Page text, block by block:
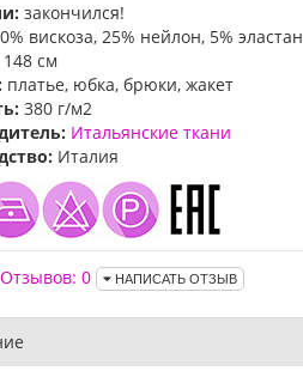
закончился!
вискоза, 25% нейлон, 5% эластан
148 см
платье, юбка, брюки, жакет
380 г/м2
Итальянские ткани
Италия
Отзывов: 0 НАПИСАТЬ ОТЗЫВ